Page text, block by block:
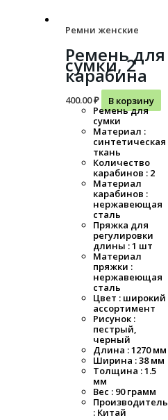
Ремни женские
Ремень для
сумки, 2
карабина
400.00₽
В корзину
Ремень для
сумки
Материал :
синтетическая
ткань
Количество
карабинов : 2
Материал
карабинов :
нержавеющая
сталь
Пряжка для
регулировки
длины : 1 шт
Материал
пряжки :
нержавеющая
сталь
Цвет : широкий
ассортимент
Рисунок :
пестрый,
черный
Длина : 1270 мм
Ширина : 38 мм
Толщина : 1.5
мм
Вес : 90 грамм
Производитель
: Китай